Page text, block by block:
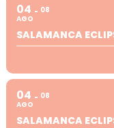
04
AGO
08
SALAMANCA
04
AGO
08
SALAMANCA